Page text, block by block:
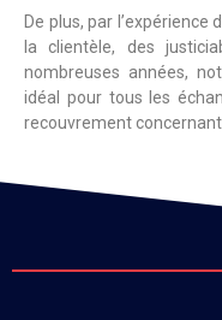
De plus, par l’expérience
la clientèle, des
nombreuses années,
idéal pour tous les
recouvrement